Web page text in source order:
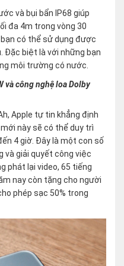
và bụi bẩn IP68 giúp
đa 4m trong vòng 30
có thể sử dụng được
Đặc biệt là với những bạn
môi trường có nước.
và công nghệ loa Dolby
Apple tự tin khẳng định
này sẽ có thể duy trì
4 giờ. Đây là một con số
và giải quyết công việc
phát lại video, 65 tiếng
nay còn tặng cho người
phép sạc 50% trong